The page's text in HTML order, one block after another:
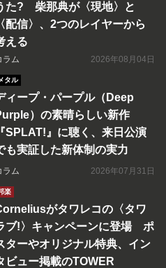
た? 柴那典が〈現地〉と
〈配信〉、2つのレイヤーから
える
ラム 2026年08月04日
タル
ィープ・パープル（Deep
）の素晴らしい新作
『SPLAT!』に聴く、来日公演
も実証した新体制の実力
ラム 2026年07月31日
楽
がタワレコの〈タワ
ブ!〉キャンペーンに登場 ポ
ターやオリジナル特典、イン
ビュー掲載のTOWER